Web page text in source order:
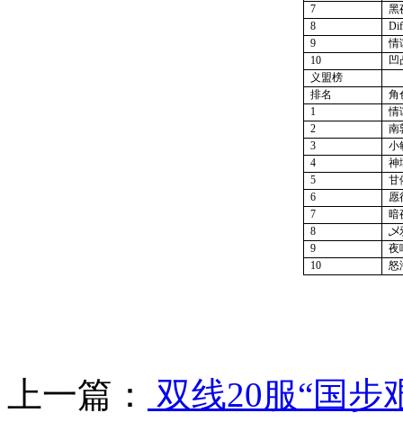
7
黑
8
9
情
10
凹
义盟榜
排名
角
1
情
2
南
3
小
4
神
5
甘
6
愿
7
暗
8
乄
9
夜
10
怒
上一篇：
双线20服“国步